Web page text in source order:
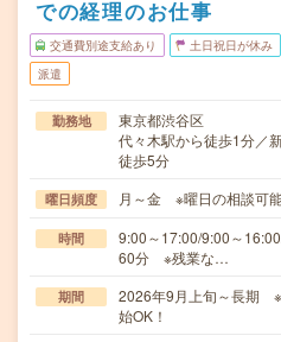
での経理のお仕事
交通費別途支給あり 土日祝日が休み
派遣
勤務地
東京都渋谷区
代々木駅から徒歩1分／
徒歩5分
曜日頻度 月～金 ※曜日の相談可
時間
9:00～17:00/9:00～
60分 ※残業な…
期間
2026年9月上旬～長期
始OK！